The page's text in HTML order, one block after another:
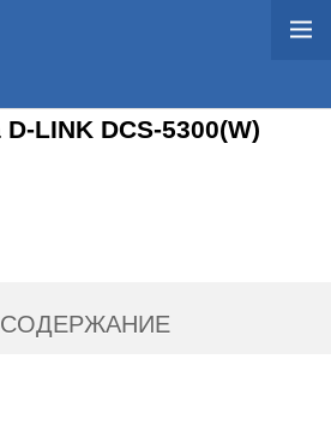
LINK DCS-5300(W)